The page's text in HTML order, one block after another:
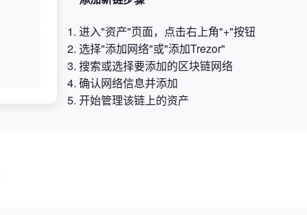
进入"资产"页面，点击右上角"+"按钮
选择"添加网络"或"添加Trezor"
搜索或选择要添加的区块链网络
确认网络信息并添加
开始管理该链上的资产